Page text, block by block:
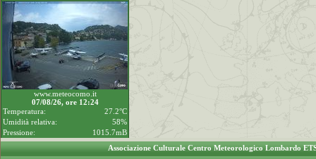
www.meteocomo.it
07/08/26, ore 12:24
Temperatura:
27.2°C
Umidità relativa:
58%
Pressione:
1015.7mB
Associazione Culturale Centro Meteorologico Lombardo